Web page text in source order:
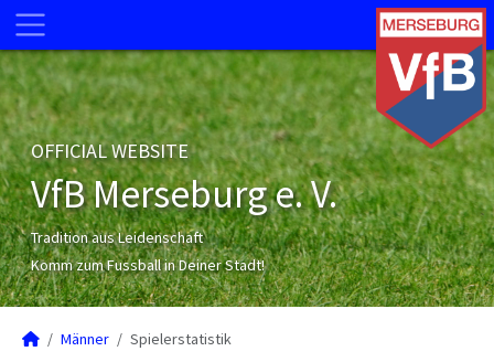
OFFICIAL WEBSITE
VfB Merseburg e. V.
Tradition aus Leidenschaft
Komm zum Fussball in Deiner Stadt!
Männer Spielerstatistik